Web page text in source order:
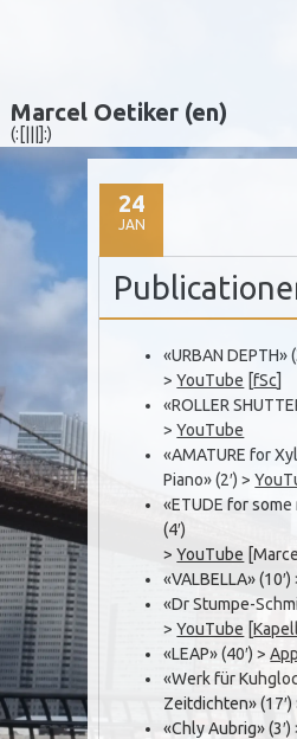
Marcel Oetiker (en)
(:[|||]:)
24
JAN
«URBAN DEPTH»
>YouTube [fSc]
«ROLLER
>YouTube
«AMATURE for
Piano» (2′) >
«ETUDE for
(4′)
>YouTube
«VALBELLA»
«Dr Stumpe-
>YouTube [
«LEAP» (40′) >
«Werk für
Zeitdichten»
«Chly Aubrig»